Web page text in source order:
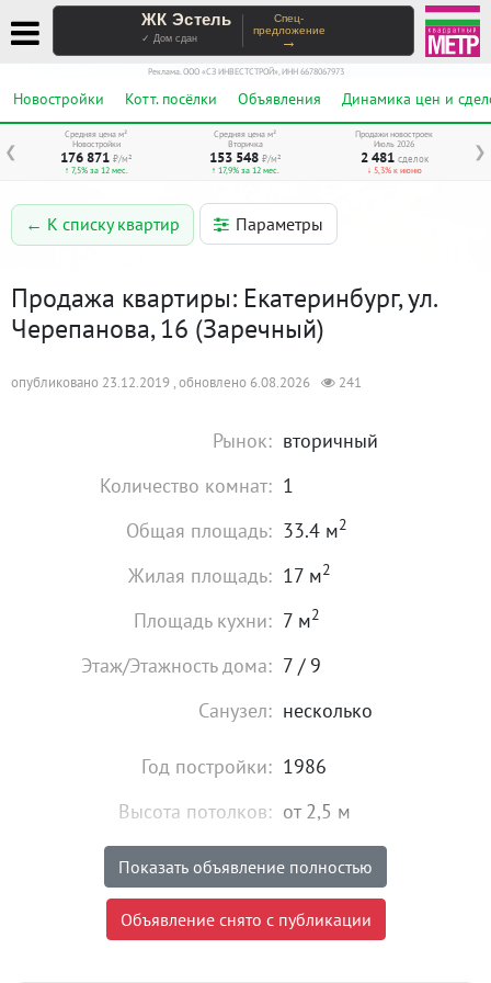
ЖК Эстель
✓ Дом сдан
Спец-
предложение
→
Реклама. ООО «СЗ ИНВЕСТСТРОЙ», ИНН 6678067973
Новостройки Котт. посёлки Объявления Динамика цен и
❮ ❯
Средняя цена м²
Новостройки
176 871 ₽/м²
↑ 7,5% за 12 мес.
Средняя цена м²
Вторичка
153 548 ₽/м²
↑ 17,9% за 12 мес.
Продажи новостроек
Июль 2026
2 481 сделок
↓ 5,3% к июню
← К списку квартир Параметры
Продажа квартиры: Екатеринбург, ул.
Черепанова, 16 (Заречный)
опубликовано 23.12.2019 , обновлено 6.08.2026 241
Рынок: вторичный
Количество комнат: 1
Общая площадь: 33.4 м2
Жилая площадь: 17 м2
Площадь кухни: 7 м2
Этаж/Этажность дома: 7 / 9
Санузел: несколько
Год постройки: 1986
Высота потолков: от 2,5 м
Мебель: есть
Цена: 2 800 000
Показать объявление полностью
Объявление снято с публикации